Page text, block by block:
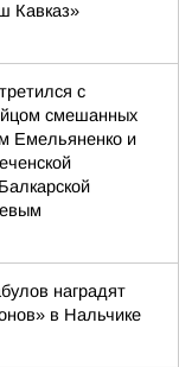
Кавказ»
с
смешанных
Емельяненко и
наградят
в Нальчике